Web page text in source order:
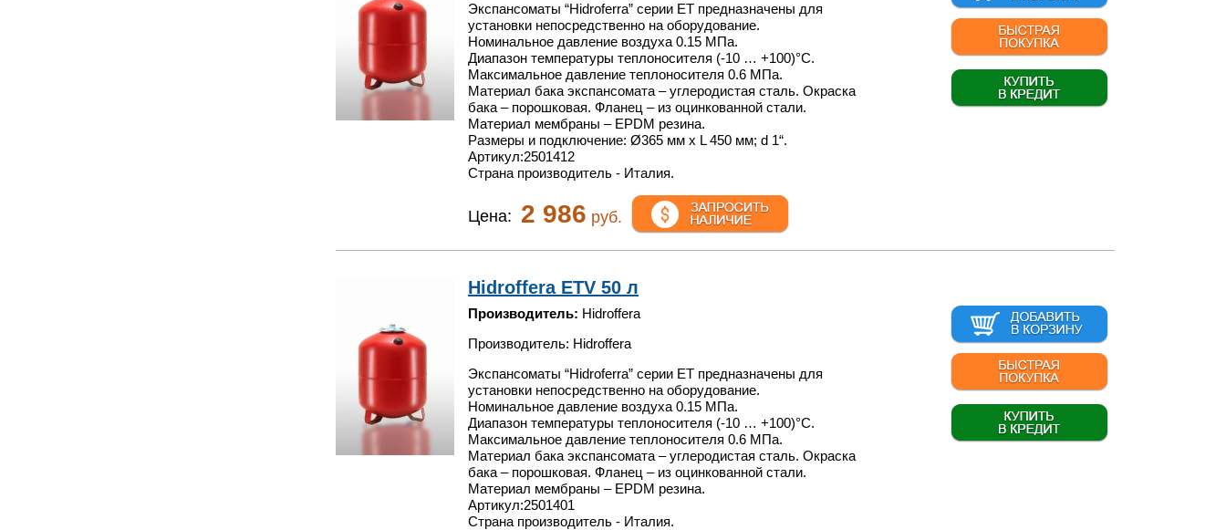
Экспансоматы “Hidroferra” серии ET предназначены для
установки непосредственно на оборудование.
Номинальное давление воздуха 0.15 МПа.
Диапазон температуры теплоносителя (-10 … +100)°С.
Максимальное давление теплоносителя 0.6 МПа.
Материал бака экспансомата – углеродистая сталь. Окраска
бака – порошковая. Фланец – из оцинкованной стали.
Материал мембраны – EPDM резина.
Размеры и подключение: Ø365 мм x L 450 мм; d 1“.
Артикул:2501412
Страна производитель - Италия.
Цена: 2 986 руб.
Hidroffera ETV 50 л
Производитель: Hidroffera
Производитель: Hidroffera
Экспансоматы “Hidroferra” серии ET предназначены для
установки непосредственно на оборудование.
Номинальное давление воздуха 0.15 МПа.
Диапазон температуры теплоносителя (-10 … +100)°С.
Максимальное давление теплоносителя 0.6 МПа.
Материал бака экспансомата – углеродистая сталь. Окраска
бака – порошковая. Фланец – из оцинкованной стали.
Материал мембраны – EPDM резина.
Артикул:2501401
Страна производитель - Италия.